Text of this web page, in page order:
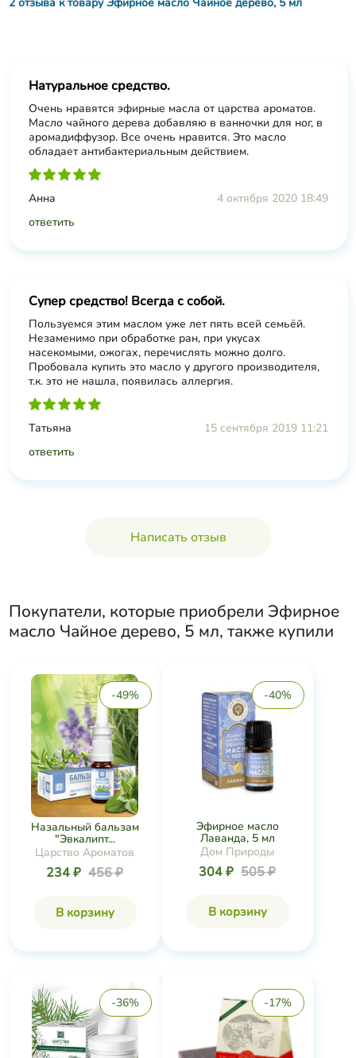
Натуральное средство.
Очень нравятся эфирные масла от царства ароматов.
Масло чайного дерева добавляю в ванночки для ног, в
аромадиффузор. Все очень нравится. Это масло
обладает антибактериальным действием.
Анна
4 октября 2020 18:49
ответить
Супер средство! Всегда с собой.
Пользуемся этим маслом уже лет пять всей семьёй.
Незаменимо при обработке ран, при укусах
насекомыми, ожогах, перечислять можно долго.
Пробовала купить это масло у другого производителя,
т.к. это не нашла, появилась аллергия.
Татьяна
15 сентября 2019 11:21
ответить
Написать отзыв
Покупатели, которые приобрели Эфирное
масло Чайное дерево, 5 мл, также купили
-49%
Назальный бальзам
"Эвкалипт...
Царство Ароматов
234 ₽ 456 ₽
В корзину
-40%
Эфирное масло
Лаванда, 5 мл
Дом Природы
304 ₽ 505 ₽
В корзину
-36% -17%